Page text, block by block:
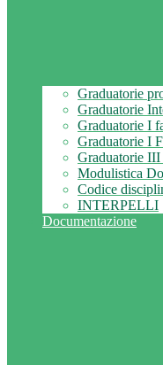
Graduatorie
Graduatorie
Graduatorie I
Graduatorie I
Graduatorie III
Modulistica
Codice
INTERPELLI
Documentazione